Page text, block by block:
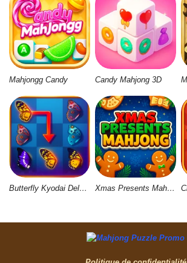
Mahjongg Candy Candy Mahjong 3D
Butterfly Kyodai Deluxe 2 Xmas Presents Mahjong